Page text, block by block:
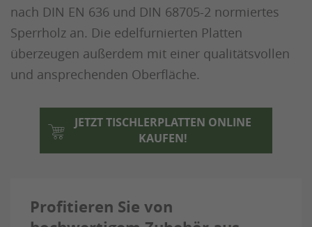
nach DIN EN 636 und DIN 68705-2 normiertes
Sperrholz an. Die edelfurnierten Platten
überzeugen außerdem mit einer qualitätsvollen
und ansprechenden Oberfläche.
JETZT TISCHLERPLATTEN ONLINE
KAUFEN!
Profitieren Sie von